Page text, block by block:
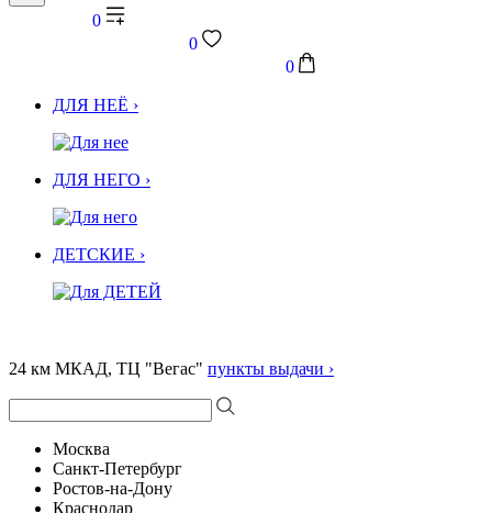
0
0
0
ДЛЯ НЕЁ ›
ДЛЯ НЕГО ›
ДЕТСКИЕ ›
24 км МКАД, ТЦ "Вегас" пункты выдачи ›
Москва
Санкт-Петербург
Ростов-на-Дону
Краснодар